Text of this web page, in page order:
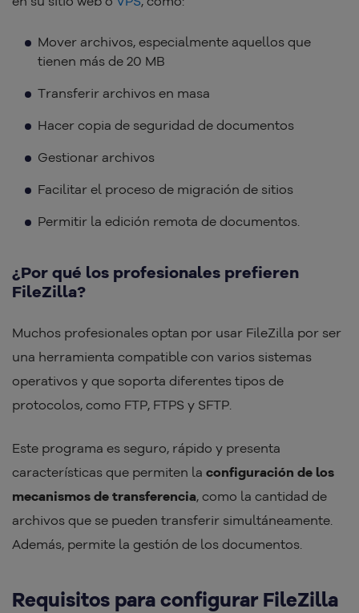
Mover archivos, especialmente aquellos que
tienen más de 20 MB
Transferir archivos en masa
Hacer copia de seguridad de documentos
Gestionar archivos
Facilitar el proceso de migración de sitios
Permitir la edición remota de documentos.
¿Por qué los profesionales prefieren
FileZilla?
Muchos profesionales optan por usar FileZilla por ser
una herramienta compatible con varios sistemas
operativos y que soporta diferentes tipos de
protocolos, como FTP, FTPS y SFTP.
Este programa es seguro, rápido y presenta
características que permiten la configuración de los
mecanismos de transferencia, como la cantidad de
archivos que se pueden transferir simultáneamente.
Además, permite la gestión de los documentos.
Requisitos para configurar FileZilla